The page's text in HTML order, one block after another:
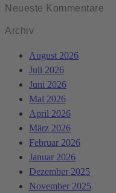
Neueste Kommentare
Archiv
August 2026
Juli 2026
Juni 2026
Mai 2026
April 2026
März 2026
Februar 2026
Januar 2026
Dezember 2025
November 2025